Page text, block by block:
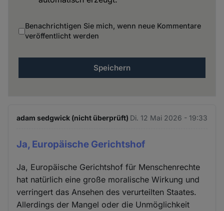
Benachrichtigen Sie mich, wenn neue Kommentare
veröffentlicht werden
adam sedgwick (nicht überprüft) Di. 12 Mai 2026 - 19:33
Ja, Europäische Gerichtshof
Ja, Europäische Gerichtshof für Menschenrechte
hat natürlich eine große moralische Wirkung und
verringert das Ansehen des verurteilten Staates.
Allerdings der Mangel oder die Unmöglichkeit